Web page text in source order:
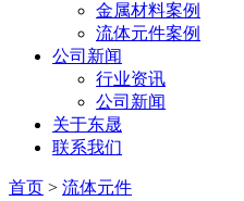
金属材料案例
流体元件案例
公司新闻
行业资讯
公司新闻
关于东晟
联系我们
首页 > 流体元件